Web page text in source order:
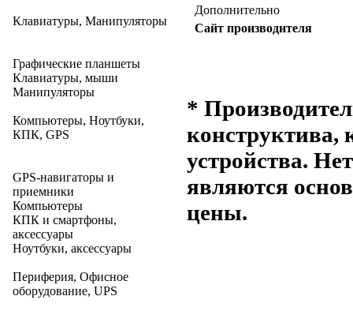
Клавиатуры, Манипуляторы
Графические планшеты
Клавиатуры, мыши
Манипуляторы
Компьютеры, Ноутбуки,
КПК, GPS
GPS-навигаторы и
приемники
Компьютеры
КПК и смартфоны,
аксессуары
Ноутбуки, аксессуары
Периферия, Офисное
оборудование, UPS
Дополнительно
Сайт производителя
*
конструктива,
устройства.
являются
цены.